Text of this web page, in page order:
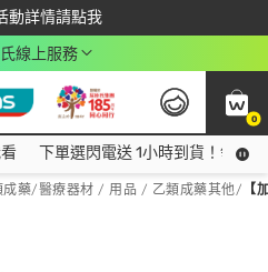
動詳情請點我
最高回饋$350
線上服務
0
下單選閃電送 1小時到貨！領神
藥/醫療器材 / 用品 / 乙類成藥其他/ 【